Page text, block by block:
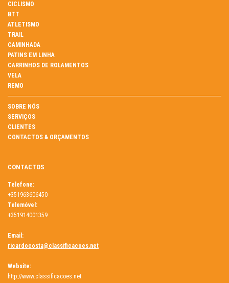
CICLISMO
BTT
ATLETISMO
TRAIL
CAMINHADA
PATINS EM LINHA
CARRINHOS DE ROLAMENTOS
VELA
REMO
SOBRE NÓS
SERVIÇOS
CLIENTES
CONTACTOS & ORÇAMENTOS
CONTACTOS
Telefone:
+351963606450
Telemóvel:
+351914001359
Email:
ricardocosta@classificacoes.net
Website:
http://www.classificacoes.net